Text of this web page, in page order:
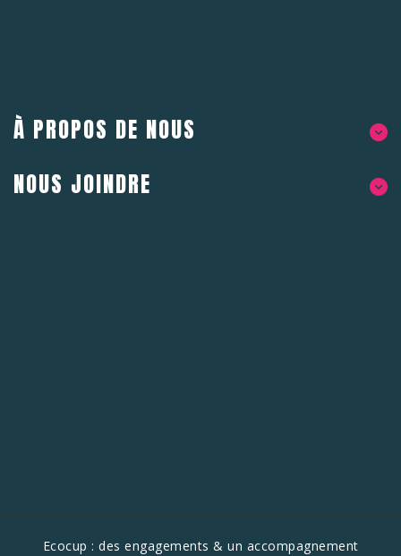
À PROPOS DE NOUS
NOUS JOINDRE
Ecocup : des engagements & un accompagnement